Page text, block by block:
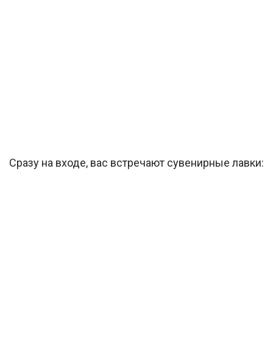
Сразу на входе, вас встречают сувенирные лавки: